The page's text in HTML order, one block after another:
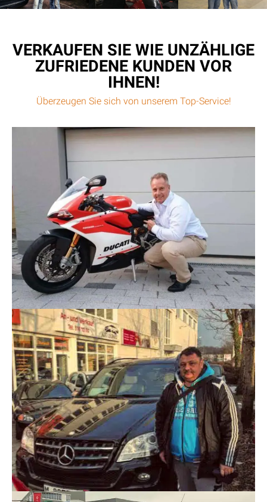
VERKAUFEN SIE WIE UNZÄHLIGE
ZUFRIEDENE KUNDEN VOR
IHNEN!
Überzeugen Sie sich von unserem Top-Service!